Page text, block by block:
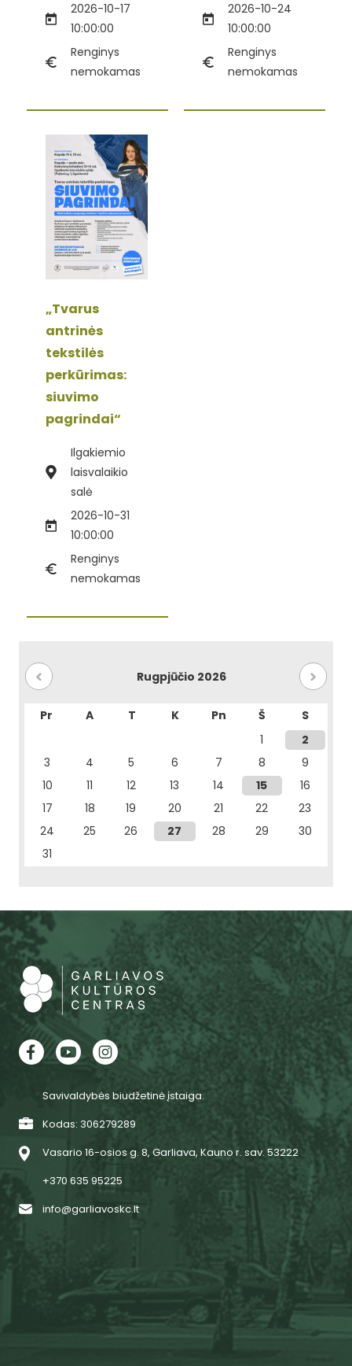
2026-10-17
10:00:00
Renginys
nemokamas
2026-10-24
10:00:00
Renginys
nemokamas
„Tvarus
antrinės
tekstilės
perkūrimas:
siuvimo
pagrindai“
Ilgakiemio
laisvalaikio
salė
2026-10-31
10:00:00
Renginys
nemokamas
Rugpjūčio 2026
Pr A T K Pn Š
S
1
2
3
4 5 6 7 8
9
10
11 12 13 14 15
16
17
18 19 20 21 22
23
24
25 26 27 28 29
30
31
Savivaldybės biudžetinė įstaiga.
Kodas: 306279289
Vasario 16-osios g. 8, Garliava, Kauno r. sav. 53222
+370 635 95225
info@garliavoskc.lt